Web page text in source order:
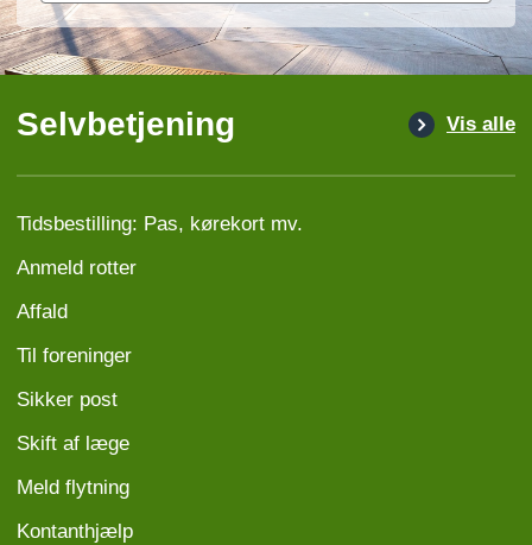
Selvbetjening Vis alle
Tidsbestilling: Pas, kørekort mv.
Anmeld rotter
Affald
Til foreninger
Sikker post
Skift af læge
Meld flytning
Kontanthjælp